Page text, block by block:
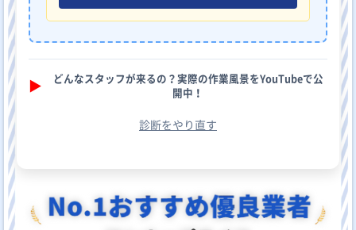
▶︎
どんなスタッフが来るの？実際の作業風景をYouTubeで公
開中！
診断をやり直す